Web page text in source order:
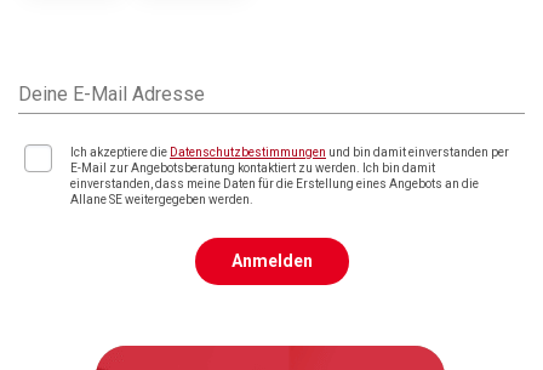
Deine E-Mail Adresse
Ich akzeptiere die Datenschutzbestimmungen und bin damit einverstanden per
E-Mail zur Angebotsberatung kontaktiert zu werden. Ich bin damit
einverstanden, dass meine Daten für die Erstellung eines Angebots an die
Allane SE weitergegeben werden.
Anmelden